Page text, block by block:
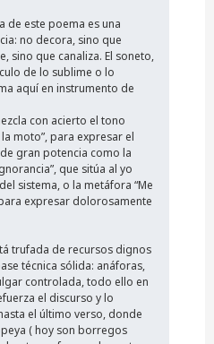
de este poema es una
no decora, sino que
sino que canaliza. El soneto,
de lo sublime o lo
aquí en instrumento de
con acierto el tono
moto”, para expresar el
gran potencia como la
que sitúa al yo
sistema, o la metáfora “Me
expresar dolorosamente
trufada de recursos dignos
técnica sólida: anáforas,
controlada, todo ello en
el discurso y lo
el último verso, donde
( hoy son borregos